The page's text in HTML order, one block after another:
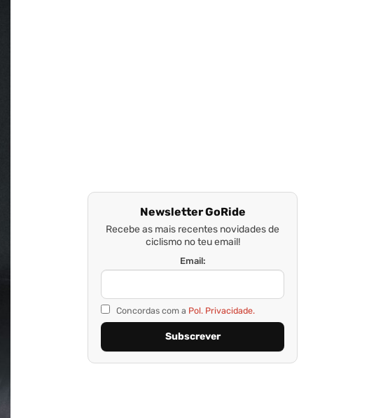
Newsletter GoRide
Recebe as mais recentes novidades de
ciclismo no teu email!
Email:
Concordas com a Pol. Privacidade.